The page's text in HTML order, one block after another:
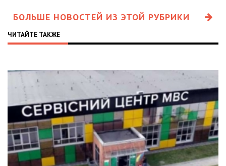
БОЛЬШЕ НОВОСТЕЙ ИЗ ЭТОЙ РУБРИКИ
ЧИТАЙТЕ ТАКЖЕ